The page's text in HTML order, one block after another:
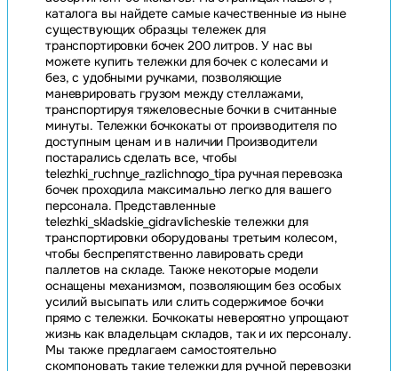
каталога вы найдете самые качественные из ныне
существующих образцы тележек для
транспортировки бочек 200 литров. У нас вы
можете купить тележки для бочек с колесами и
без, с удобными ручками, позволяющие
маневрировать грузом между стеллажами,
транспортируя тяжеловесные бочки в считанные
минуты. Тележки бочкокаты от производителя по
доступным ценам и в наличии Производители
постарались сделать все, чтобы
telezhki_ruchnye_razlichnogo_tipa ручная перевозка
бочек проходила максимально легко для вашего
персонала. Представленные
telezhki_skladskie_gidravlicheskie тележки для
транспортировки оборудованы третьим колесом,
чтобы беспрепятственно лавировать среди
паллетов на складе. Также некоторые модели
оснащены механизмом, позволяющим без особых
усилий высыпать или слить содержимое бочки
прямо с тележки. Бочкокаты невероятно упрощают
жизнь как владельцам складов, так и их персоналу.
Мы также предлагаем самостоятельно
скомпоновать такие тележки для ручной перевозки